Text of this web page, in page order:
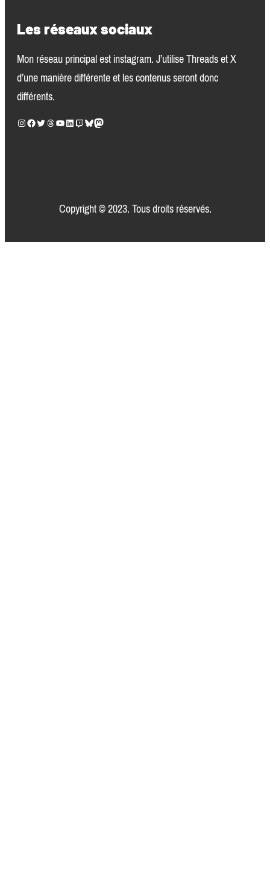
Les réseaux sociaux
Mon réseau principal est instagram. J’utilise Threads et X
d’une manière différente et les contenus seront donc
différents.
Instagram Facebook Twitter Threads YouTube LinkedIn Twitch Bluesky Mastodon
Copyright © 2023. Tous droits réservés.